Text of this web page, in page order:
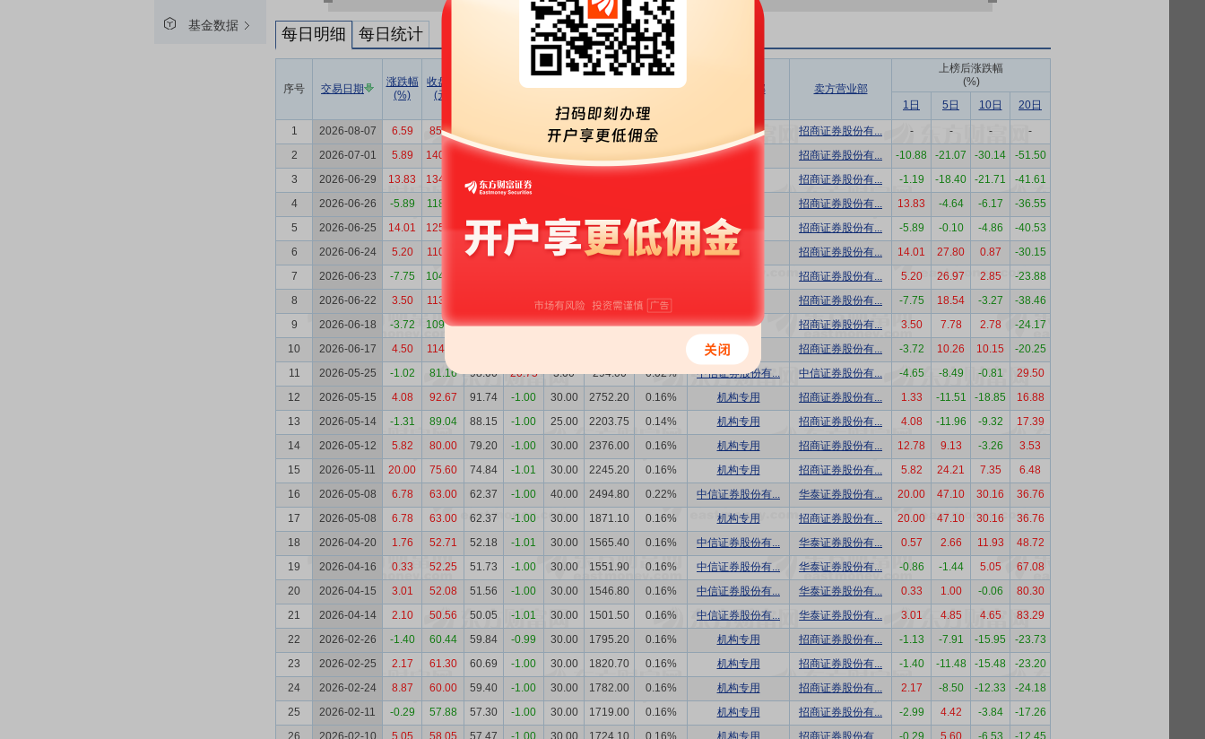
基金数据 每日明细 每日统计
序号 交易日期
涨跌幅
(%)
收盘价
(元)
折溢率
买方营业部 卖方营业部
上榜后涨跌幅
(%)
1日
5日 10日 20日
1 2026-08-07 6.59 85.70 15.00 1272.60 0.08% 机构专用 招商证券股份有... - - -
-
2
2026-07-01 5.89 140.90 139.5 -1.00 20.00 0.11% 机构专用 招商证券股份有... -10.88 -21.07 -30.14
-51.50
3
2026-06-29 13.83 134.66 133.3 -1.00 招商证券股份有... -1.19 -18.40 -21.71
-41.61
4
2026-06-26 -5.89 118.30 招商证券股份有... 13.83 -4.64 -6.17
-36.55
5
2026-06-25 14.01 125.70 124.4 -1.00 20.00 2488.80 0.11% 机构专用 招商证券股份有... -5.89 -0.10 -4.86
-40.53
6
2026-06-24 5.20 110.25 109.2 -1.00 20.00 2183.00 0.11% 机构专用 招商证券股份有... 14.01 27.80 0.87
-30.15
7
2026-06-23 -7.75 104.80 招商证券股份有... 5.20 26.97 2.85
-23.88
8
2026-06-22 3.50 113.60 -1.00 20.00 2249.20 0.11% 招商证券股份有... -7.75 18.54 -3.27
-38.46
9
2026-06-18 -3.72 109.76 108.7 -1.00 20.00 2173.20 0.11% 机构专用 招商证券股份有... 3.50 7.78 2.78
-24.17
10
2026-06-17 4.50 114.00 机构专用 招商证券股份有... -3.72 10.26 10.15
-20.25
11
2026-05-25 -1.02 81.16 98.00 20.75 3.00 294.00 0.02% 中信证券股份有... 中信证券股份有... -4.65 -8.49 -0.81
29.50
12
2026-05-15 4.08 92.67 91.74 -1.00 30.00 2752.20 0.16% 机构专用 招商证券股份有... 1.33 -11.51 -18.85
16.88
13
2026-05-14 -1.31 89.04 88.15 -1.00 25.00 2203.75 0.14% 机构专用 招商证券股份有... 4.08 -11.96 -9.32
17.39
14
2026-05-12 5.82 80.00 79.20 -1.00 30.00 2376.00 0.16% 机构专用 招商证券股份有... 12.78 9.13 -3.26
3.53
15
2026-05-11 20.00 75.60 74.84 -1.01 30.00 2245.20 0.16% 机构专用 招商证券股份有... 5.82 24.21 7.35
6.48
16
2026-05-08 6.78 63.00 62.37 -1.00 40.00 2494.80 0.22% 中信证券股份有... 华泰证券股份有... 20.00 47.10 30.16
36.76
17
2026-05-08 6.78 63.00 62.37 -1.00 30.00 1871.10 0.16% 机构专用 招商证券股份有... 20.00 47.10 30.16
36.76
18
2026-04-20 1.76 52.71 52.18 -1.01 30.00 1565.40 0.16% 中信证券股份有... 华泰证券股份有... 0.57 2.66 11.93
48.72
19
2026-04-16 0.33 52.25 51.73 -1.00 30.00 1551.90 0.16% 中信证券股份有... 华泰证券股份有... -0.86 -1.44 5.05
67.08
20
2026-04-15 3.01 52.08 51.56 -1.00 30.00 1546.80 0.16% 中信证券股份有... 华泰证券股份有... 0.33 1.00 -0.06
80.30
21
2026-04-14 2.10 50.56 50.05 -1.01 30.00 1501.50 0.16% 中信证券股份有... 华泰证券股份有... 3.01 4.85 4.65
83.29
22
2026-02-26 -1.40 60.44 59.84 -0.99 30.00 1795.20 0.16% 机构专用 招商证券股份有... -1.13 -7.91 -15.95
-23.73
23
2026-02-25 2.17 61.30 60.69 -1.00 30.00 1820.70 0.16% 机构专用 招商证券股份有... -1.40 -11.48 -15.48
-23.20
24
2026-02-24 8.87 60.00 59.40 -1.00 30.00 1782.00 0.16% 机构专用 招商证券股份有... 2.17 -8.50 -12.33
-24.18
25
2026-02-11 -0.29 57.88 57.30 -1.00 30.00 1719.00 0.16% 机构专用 招商证券股份有... -2.99 4.42 -3.84
-17.26
26
2026-02-10 5.05 58.05 57.47 -1.00 30.00 1724.10 0.16% 机构专用 招商证券股份有... -0.29 5.60 -6.53 -12.45